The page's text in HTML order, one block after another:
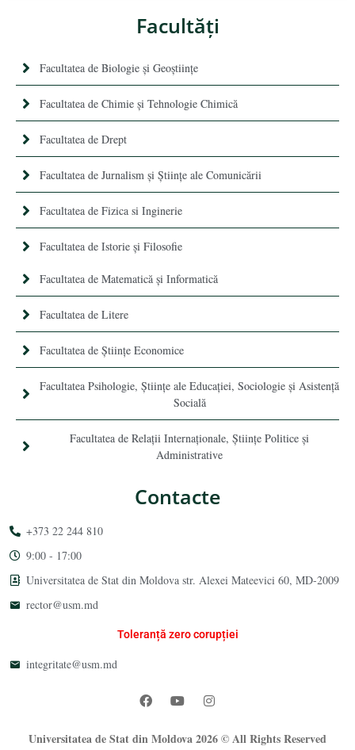
Facultăţi
Facultatea de Biologie și Geoștiințe
Facultatea de Chimie şi Tehnologie Chimică
Facultatea de Drept
Facultatea de Jurnalism şi Ştiinţe ale Comunicării
Facultatea de Fizica si Inginerie
Facultatea de Istorie şi Filosofie
Facultatea de Matematică şi Informatică
Facultatea de Litere
Facultatea de Științe Economice
Facultatea Psihologie, Ştiinţe ale Educaţiei, Sociologie și Asistență
Socială
Facultatea de Relaţii Internaţionale, Ştiinţe Politice şi
Administrative
Contacte
+373 22 244 810
9:00 - 17:00
Universitatea de Stat din Moldova str. Alexei Mateevici 60, MD-2009
rector@usm.md
Toleranță zero corupției
integritate@usm.md
Universitatea de Stat din Moldova 2026 © All Rights Reserved